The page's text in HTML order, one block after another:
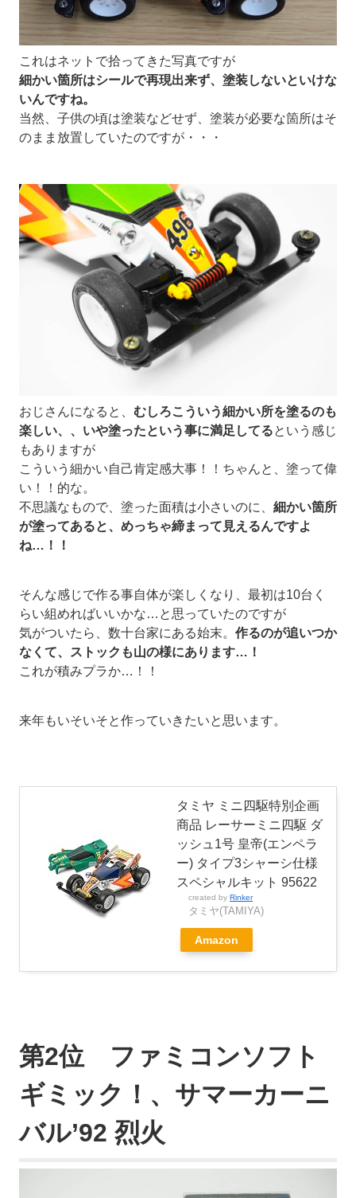
これはネットで拾ってきた写真ですが
細かい箇所はシールで再現出来ず、塗装しないといけな
いんですね。
当然、子供の頃は塗装などせず、塗装が必要な箇所はそ
のまま放置していたのですが・・・
おじさんになると、 むしろこういう細かい所を塗るのも
楽しい、、いや塗ったという事に満足してるという感じ
もありますが
こういう細かい自己肯定感大事！！ちゃんと、塗って偉
い！！的な。
不思議なもので、塗った面積は小さいのに、 細かい箇所
が塗ってあると、めっちゃ締まって見えるんですよ
ね…！！
そんな感じで作る事自体が楽しくなり、最初は10台く
らい組めればいいかな…と思っていたのですが
気がついたら、数十台家にある始末。 作るのが追いつか
なくて、ストックも山の様にあります…！
これが積みプラか…！！
来年もいそいそと作っていきたいと思います。
タミヤ ミニ四駆特別企画
商品 レーサーミニ四駆 ダ
ッシュ1号 皇帝(エンペラ
ー) タイプ3シャーシ仕様
スペシャルキット 95622
created by Rinker
タミヤ(TAMIYA)
Amazon
第2位 ファミコンソフト
ギミック！、サマーカーニ
バル’92 烈火